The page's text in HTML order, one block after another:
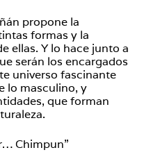
propone la
formas y la
ellas. Y lo hace junto a
serán los encargados
universo fascinante
lo masculino, y
que forman
Chimpun”